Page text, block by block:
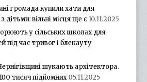
громада купили хати для
дітьми: вільні місця ще є 10.11.2025
у сільських школах для
під час тривог і блекауту
шукають архітектора.
тисяч підйомних 05.11.2025